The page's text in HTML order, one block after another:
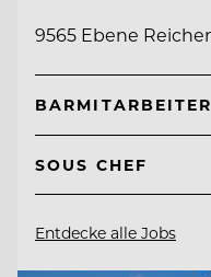
9565 Ebene
BARMITARBEITER
SOUS CHEF
Entdecke alle Jobs